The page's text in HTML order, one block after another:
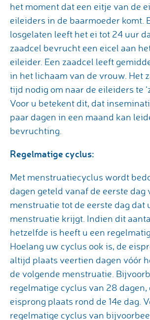
het moment dat een eitje van de
eileiders in de baarmoeder komt.
losgelaten leeft het ei tot 24 uur
zaadcel bevrucht een eicel aan
eileider. Een zaadcel leeft
in het lichaam van de vrouw. Het
tijd nodig om naar de eileiders te
Voor u betekent dit, dat
paar dagen in een maand kan
bevruchting.
Regelmatige cyclus:
Met menstruatiecyclus wordt
dagen geteld vanaf de eerste dag
menstruatie tot de eerste dag dat
menstruatie krijgt. Indien dit
hetzelfde is heeft u een
Hoelang uw cyclus ook is, de
altijd plaats veertien dagen vóór
de volgende menstruatie.
regelmatige cyclus van 28
eisprong plaats rond de 14e dag.
regelmatige cyclus van